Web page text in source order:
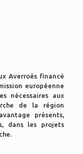
Averroès financé
européenne
nécessaires aux
de la région
présents,
dans les projets